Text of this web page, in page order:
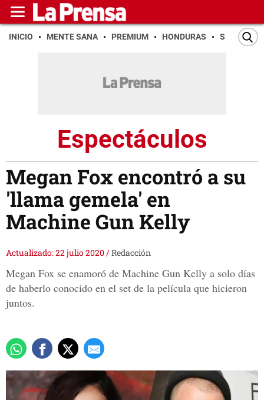
INICIO MENTE SANA PREMIUM HONDURAS SAN PEDRO
Espectáculos
Megan Fox encontró a su
'llama gemela' en
Machine Gun Kelly
Actualizado: 22 julio 2020/Redacción
Megan Fox se enamoró de Machine Gun Kelly a solo días
de haberlo conocido en el set de la película que hicieron
juntos.